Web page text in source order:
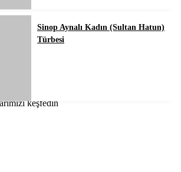
Sinop Aynalı Kadın (Sultan Hatun)
Türbesi
keşfedin